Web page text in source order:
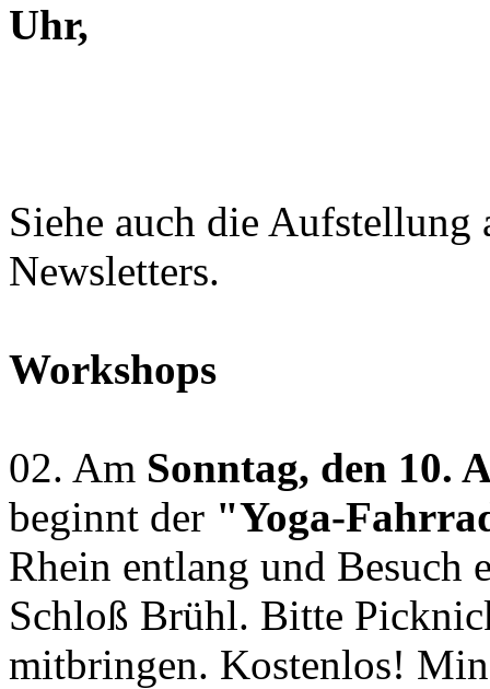
Uhr,
Siehe auch die Aufstellung
Newsletters.
Workshops
02. Am Sonntag, den 10.
beginnt der "Yoga-
Rhein entlang und Besuch
Schloß Brühl. Bitte
mitbringen. Kostenlos!